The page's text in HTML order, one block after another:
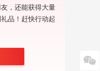
，还能获得大量
品！赶快行动起